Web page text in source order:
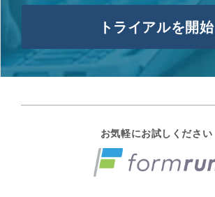
トライアルを開始
お気軽にお試しください